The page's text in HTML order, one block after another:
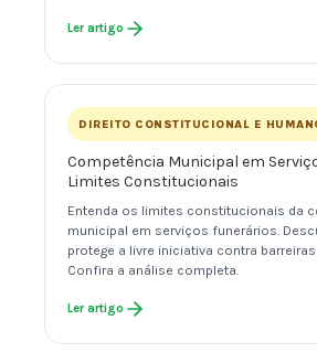
Ler artigo
DIREITO CONSTITUCIONAL E
Competência Municipal em
Limites Constitucionais
Entenda os limites constitucionais da
municipal em serviços funerários.
protege a livre iniciativa contra
Confira a análise completa.
Ler artigo